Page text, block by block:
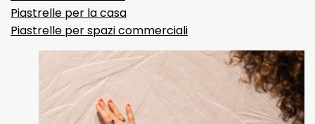
Piastrelle per la casa
Piastrelle per spazi commerciali